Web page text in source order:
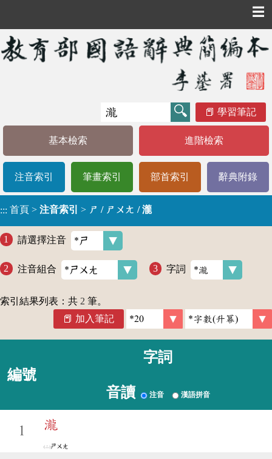
☰
學習筆記
基本檢索 進階檢索
注音索引 筆畫索引 部首索引 辭典附錄
::: 首頁 > 注音索引 > ㄕ / ㄕㄨㄤ / 瀧
請選擇注音
注音組合 字詞
索引結果列表：共 2 筆。
加入筆記
編號
字詞
音讀 注音 漢語拼音
1 瀧
ㄕㄨㄤ